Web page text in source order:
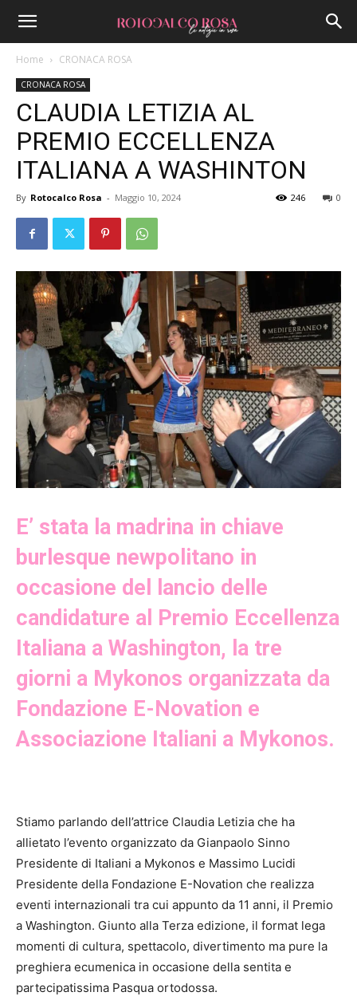
Home CRONACA ROSA
CRONACA ROSA
CLAUDIA LETIZIA AL
PREMIO ECCELLENZA
ITALIANA A WASHINTON
By Rotocalco Rosa - Maggio 10, 2024 0
246
E’ stata la madrina in chiave
burlesque newpolitano in
occasione del lancio delle
candidature al Premio Eccellenza
Italiana a Washington, la tre
giorni a Mykonos organizzata da
Fondazione E-Novation e
Associazione Italiani a Mykonos.
Stiamo parlando dell’attrice Claudia Letizia che ha
allietato l’evento organizzato da Gianpaolo Sinno
Presidente di Italiani a Mykonos e Massimo Lucidi
Presidente della Fondazione E-Novation che realizza
eventi internazionali tra cui appunto da 11 anni, il Premio
a Washington. Giunto alla Terza edizione, il format lega
momenti di cultura, spettacolo, divertimento ma pure la
preghiera ecumenica in occasione della sentita e
partecipatissima Pasqua ortodossa.